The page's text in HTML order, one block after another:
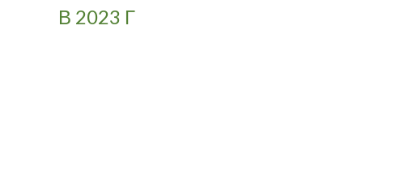
В 2023 Г